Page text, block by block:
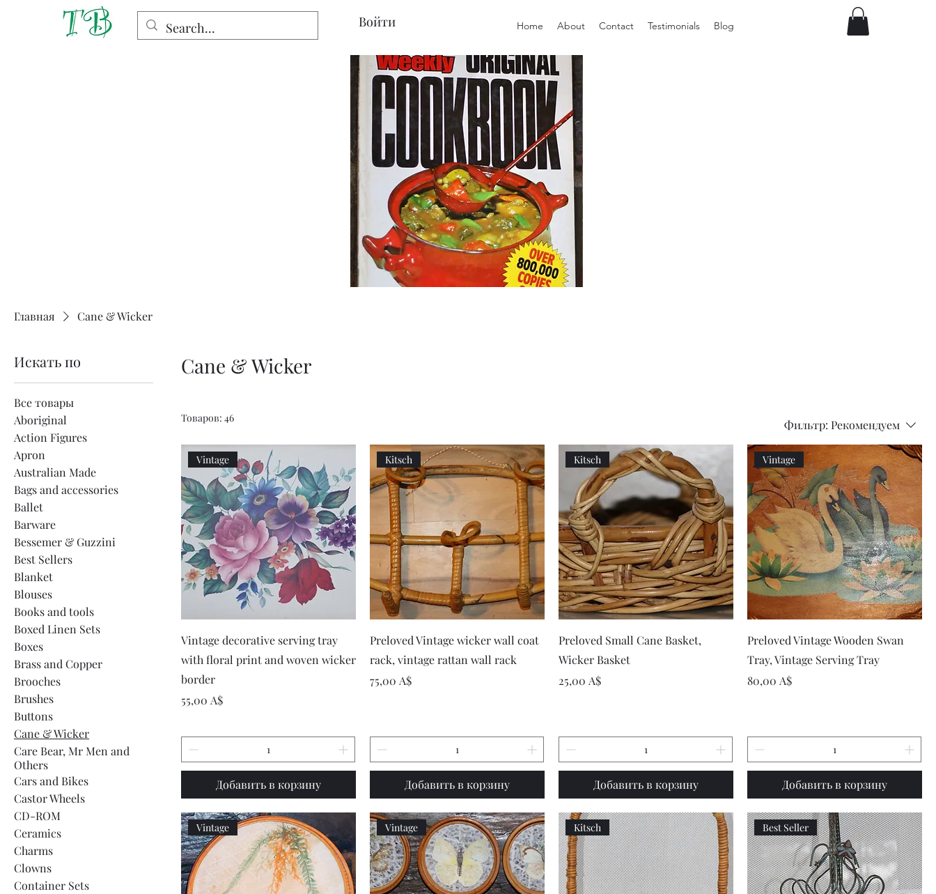
Войти Home About Contact Testimonials Blog
Главная Cane & Wicker
Искать по
Все товары
Aboriginal
Action Figures
Apron
Australian Made
Bags and accessories
Ballet
Barware
Bessemer & Guzzini
Best Sellers
Blanket
Blouses
Books and tools
Boxed Linen Sets
Boxes
Brass and Copper
Brooches
Brushes
Buttons
Cane & Wicker
Care Bear, Mr Men and
Others
Cars and Bikes
Castor Wheels
CD-ROM
Ceramics
Charms
Clowns
Container Sets
Cane & Wicker
Товаров: 46 Фильтр: Рекомендуем
Быстрый просмотр
Vintage
Vintage decorative serving tray
with floral print and woven wicker
border
Цена
55,00 A$
Добавить в корзину
Быстрый просмотр
Kitsch
Preloved Vintage wicker wall coat
rack, vintage rattan wall rack
Цена
75,00 A$
Добавить в корзину
Быстрый просмотр
Kitsch
Preloved Small Cane Basket,
Wicker Basket
Цена
25,00 A$
Добавить в корзину
Быстрый просмотр
Vintage
Preloved Vintage Wooden Swan
Tray, Vintage Serving Tray
Цена
80,00 A$
Добавить в корзину
Vintage Vintage Kitsch Best Seller